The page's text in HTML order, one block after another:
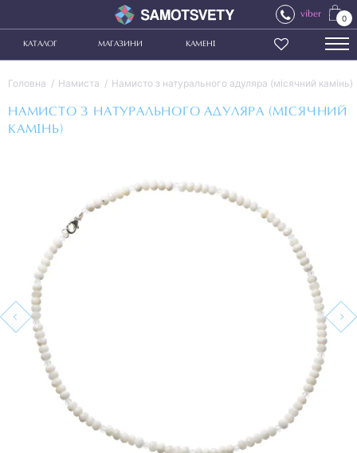
viber 0
КАТАЛОГ МАГАЗИНИ КАМЕНІ
Головна Намиста Намисто з натурального адуляра (місячний камінь)
НАМИСТО З НАТУРАЛЬНОГО АДУЛЯРА (МІСЯЧНИЙ
КАМІНЬ)